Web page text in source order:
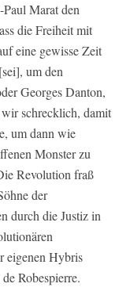
Marat den
die Freiheit mit
eine gewisse Zeit
um den
Georges Danton,
wir schrecklich, damit
um dann wie
Monster zu
Revolution fraß
der
durch die Justiz in
eigenen Hybris
Robespierre.